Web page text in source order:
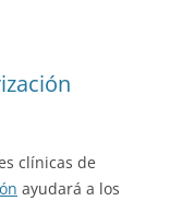
clínicas de
ayudará a los